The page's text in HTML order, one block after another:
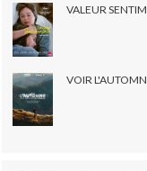
VALEUR
VOIR